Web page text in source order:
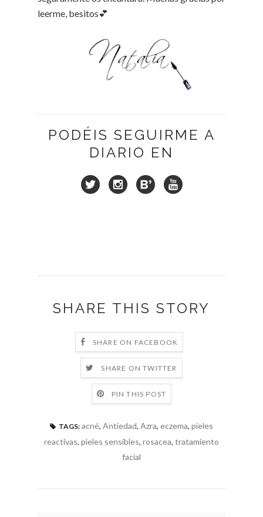
leerme, besitos💕
PODÉIS SEGUIRME A
DIARIO EN
SHARE THIS STORY
SHARE ON FACEBOOK
SHARE ON TWITTER
PIN THIS POST
TAGS: acné, Antiedad, Azra, eczema, pieles
reactivas, pieles sensibles, rosacea, tratamiento
facial